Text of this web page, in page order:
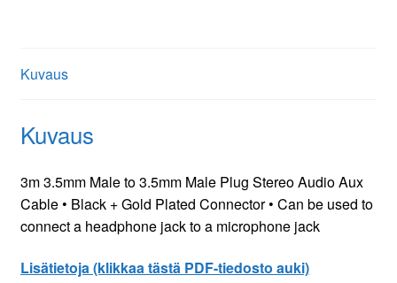
Kuvaus
Kuvaus
3m 3.5mm Male to 3.5mm Male Plug Stereo Audio Aux
Cable • Black + Gold Plated Connector • Can be used to
connect a headphone jack to a microphone jack
Lisätietoja (klikkaa tästä PDF-tiedosto auki)